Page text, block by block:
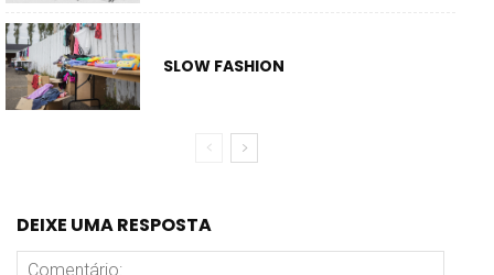
SLOW FASHION
DEIXE UMA RESPOSTA